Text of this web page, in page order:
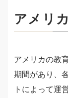
アメリ
アメリカの教
期間があり、
トによって運